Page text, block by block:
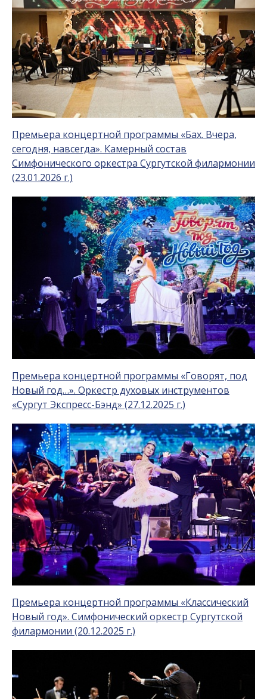
Премьера концертной программы «Бах. Вчера,
сегодня, навсегда». Камерный состав
Симфонического оркестра Сургутской филармонии
(23.01.2026 г.)
Премьера концертной программы «Говорят, под
Новый год…». Оркестр духовых инструментов
«Сургут Экспресс-Бэнд» (27.12.2025 г.)
Премьера концертной программы «Классический
Новый год». Симфонический оркестр Сургутской
филармонии (20.12.2025 г.)